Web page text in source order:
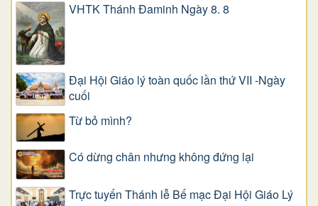
VHTK Thánh Đaminh Ngày 8. 8
Đại Hội Giáo lý toàn quốc lần thứ VII -Ngày
cuối
Từ bỏ mình?
Có dừng chân nhưng không đứng lại
Trực tuyến Thánh lễ Bế mạc Đại Hội Giáo Lý